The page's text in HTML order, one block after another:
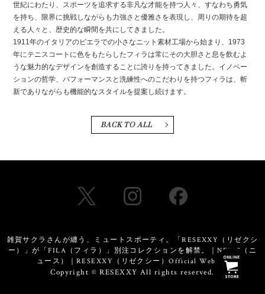
世紀にわたり、スポーツを追求する非凡な才能を持つ人々、すなわち勇気
を持ち、限界に挑戦しながらも力強さと優雅さを表現し、周りの期待を超
える人々と、歴史的な瞬間を共にしてきました。
1911年のイタリアのビエラでの小さなニット素材工場から始まり、1973
年にテニスコートに色をもたらしたフィラは常にその大胆さと息を飲むよ
うな魅力的なデザインを創造することに誇りを持ってきました。イノベー
ションの哲学、パフォーマンスと洗練性へのこだわりを持つフィラは、斬
新でありながらも機能的なスタイルを提案し続けます。
BACK TO ALL
雑賀サクラさんが纏う、ミュートスポーティ。「RESEXXY（リゼクシ
ー）」が「FILA（フィラ）」別注コレクションを解禁。｜NEWS（ニ
ュース）｜RESEXXY（リゼクシー）Official Website
Copyright © RESEXXY All rights reserved.